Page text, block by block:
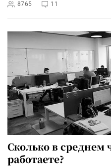
8765 11
Сколько в среднем
работаете?